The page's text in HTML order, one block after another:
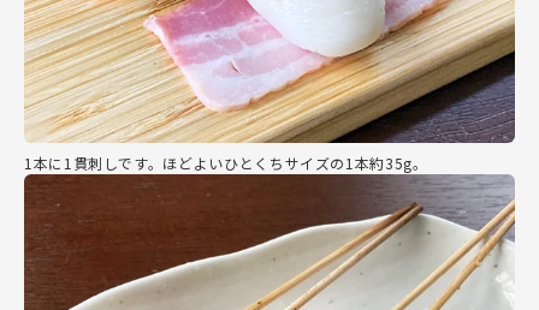
1本に1貫刺しです。ほどよいひとくちサイズの1本約35g。